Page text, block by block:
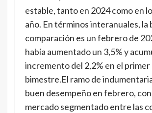
estable, tanto en 2024 como en
año. En términos interanuales, la
comparación es un febrero de
había aumentado un 3,5% y
incremento del 2,2% en el primer
bimestre.El ramo de
buen desempeño en febrero,
mercado segmentado entre las